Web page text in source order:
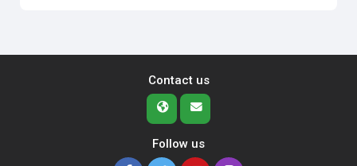
Contact us
Follow us